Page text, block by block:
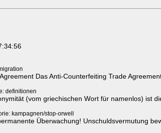
Das Anti-Counterfeiting Trade
definitionen
(vom griechischen Wort für namenlos) ist
kampagnen/stop-orwell
Überwachung! Unschuldsvermutung